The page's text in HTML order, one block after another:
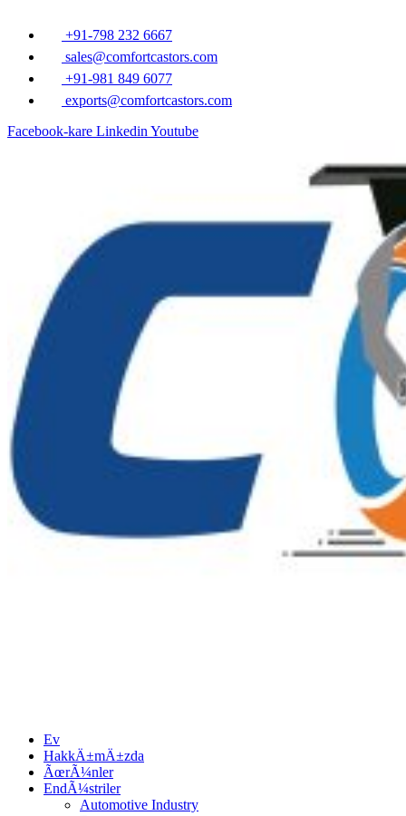
+91-798 232 6667
sales@comfortcastors.com
+91-981 849 6077
exports@comfortcastors.com
Facebook-kare Linkedin Youtube
Ev
HakkÄ±mÄ±zda
ÃœrÃ¼nler
EndÃ¼striler
Automotive Industry